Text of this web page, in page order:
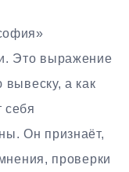
Это выражение
а как
себя
Он признаёт,
проверки